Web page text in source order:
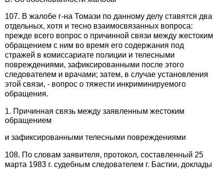
107. В жалобе г-на Томази по данному делу ставятся два
отдельных, хотя и тесно взаимосвязанных вопроса:
прежде всего вопрос о причинной связи между жестоким
обращением с ним во время его содержания под
стражей в комиссариате полиции и телесными
повреждениями, зафиксированными после этого
следователем и врачами; затем, в случае установления
этой связи, - вопрос о тяжести инкриминируемого
обращения.
1. Причинная связь между заявленным жестоким
обращением
и зафиксированными телесными повреждениями
108. По словам заявителя, протокол, составленный 25
марта 1983 г. судебным следователем г. Бастии, доклады